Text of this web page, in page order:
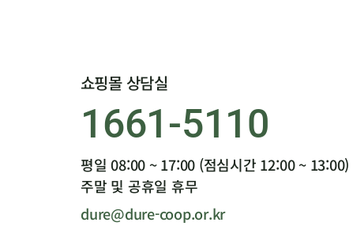
쇼핑몰 상담실
1661-5110
평일 08:00 ~ 17:00 (점심시간 12:00 ~ 13:00)
주말 및 공휴일 휴무
dure@dure-coop.or.kr